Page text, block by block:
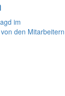
im
den Mitarbeitern